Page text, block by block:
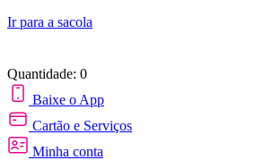
Ir para a sacola
Quantidade: 0
Baixe o App
Cartão e Serviços
Minha conta